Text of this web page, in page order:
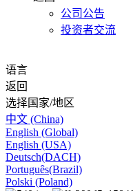
公司公告
投资者交流
语言
返回
选择国家/地区
中文 (China)
English (Global)
English (USA)
Deutsch(DACH)
Português(Brazil)
Polski (Poland)